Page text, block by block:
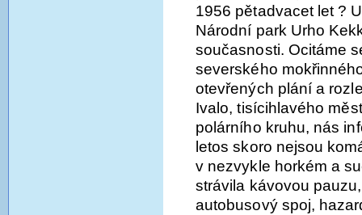
1956 pětadvacet let ?
Národní park Urho
současnosti. Ocitáme
severského
otevřených plání a
Ivalo, tisícihlavého
polárního kruhu, nás
letos skoro nejsou
v nezvykle horkém a
strávila kávovou
autobusový spoj,